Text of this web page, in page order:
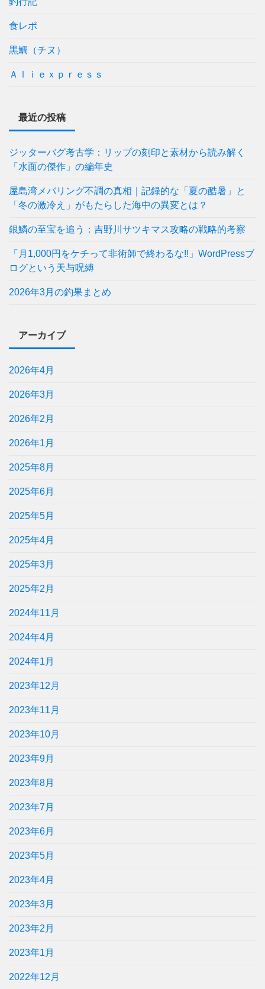
食レポ
黒鯛（チヌ）
Ａｌｉｅｘｐｒｅｓｓ
最近の投稿
ジッターバグ考古学：リップの刻印と素材から読み解く
「水面の傑作」の編年史
屋島湾メバリング不調の真相｜記録的な「夏の酷暑」と
「冬の激冷え」がもたらした海中の異変とは？
銀鱗の至宝を追う：吉野川サツキマス攻略の戦略的考察
「月1,000円をケチって非術師で終わるな!!」WordPressブ
ログという天与呪縛
2026年3月の釣果まとめ
アーカイブ
2026年4月
2026年3月
2026年2月
2026年1月
2025年8月
2025年6月
2025年5月
2025年4月
2025年3月
2025年2月
2024年11月
2024年4月
2024年1月
2023年12月
2023年11月
2023年10月
2023年9月
2023年8月
2023年7月
2023年6月
2023年5月
2023年4月
2023年3月
2023年2月
2023年1月
2022年12月